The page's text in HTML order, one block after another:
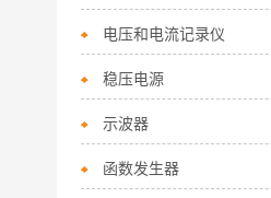
电压和电流记录仪
稳压电源
示波器
函数发生器